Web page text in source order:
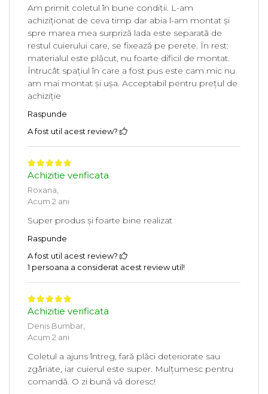
Am primit coletul în bune condiții. L-am
achiziționat de ceva timp dar abia l-am montat și
spre marea mea surpriză lada este separată de
restul cuierului care, se fixează pe perete. În rest:
materialul este plăcut, nu foarte dificil de montat.
Întrucât spațiul în care a fost pus este cam mic nu
am mai montat și ușa. Acceptabil pentru prețul de
achiziție
Raspunde
A fost util acest review?
Achizitie verificata
Roxana,
Acum 2 ani
Super produs și foarte bine realizat
Raspunde
A fost util acest review?
1 persoana a considerat acest review util!
Achizitie verificata
Denis Bumbar,
Acum 2 ani
Coletul a ajuns întreg, fară plăci deteriorate sau
zgâriate, iar cuierul este super. Mulțumesc pentru
comandă. O zi bună vă doresc!